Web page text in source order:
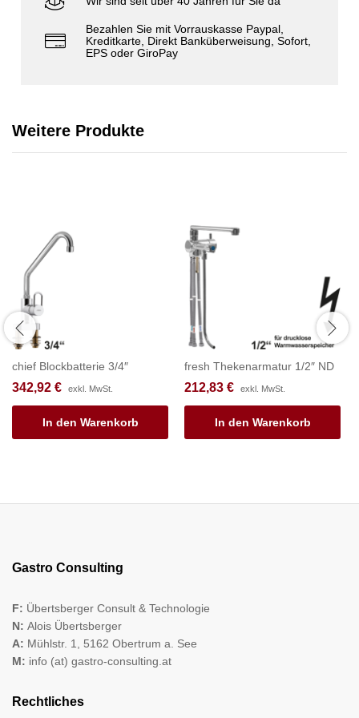
Bezahlen Sie mit Vorrauskasse Paypal,
Kreditkarte, Direkt Banküberweisung, Sofort,
EPS oder GiroPay
Weitere Produkte
chief Blockbatterie 3/4″
342,92 € exkl. MwSt.
In den Warenkorb
fresh Thekenarmatur 1/2″ ND
212,83 € exkl. MwSt.
In den Warenkorb
Gastro Consulting
F: Übertsberger Consult & Technologie
N: Alois Übertsberger
A: Mühlstr. 1, 5162 Obertrum a. See
M: info (at) gastro-consulting.at
Rechtliches